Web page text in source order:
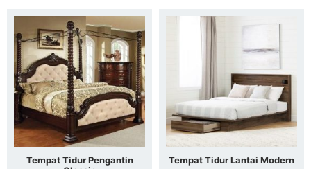
Tempat Tidur Pengantin
Tempat Tidur Lantai Modern